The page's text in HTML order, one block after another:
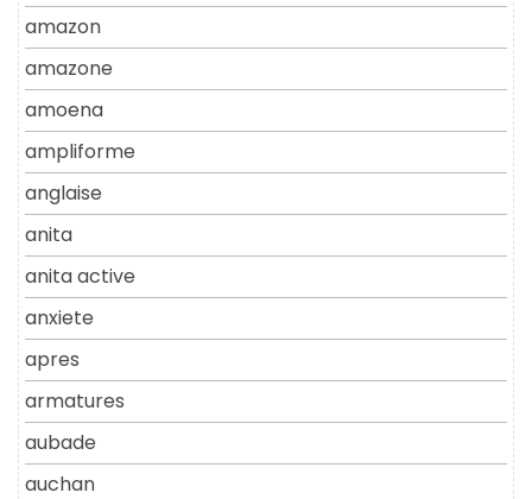
amazon
amazone
amoena
ampliforme
anglaise
anita
anita active
anxiete
apres
armatures
aubade
auchan